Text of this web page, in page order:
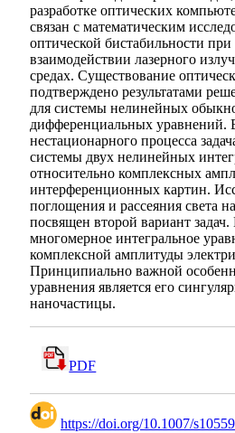
разработке оптических
связан с математическим
оптической бистабильности
взаимодействии лазерного
средах. Существование
подтверждено результатами
для системы нелинейных
дифференциальных уравнений.
нестационарного процесса
системы двух нелинейных
относительно комплексных
интерференционных картин.
поглощения и рассеяния света
посвящен второй вариант задач.
многомерное интегральное
комплексной амплитуды
Принципиально важной
уравнения является его
наночастицы.
PDF
https://doi.org/10.1007/